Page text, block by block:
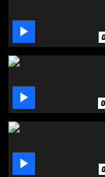
seconds


